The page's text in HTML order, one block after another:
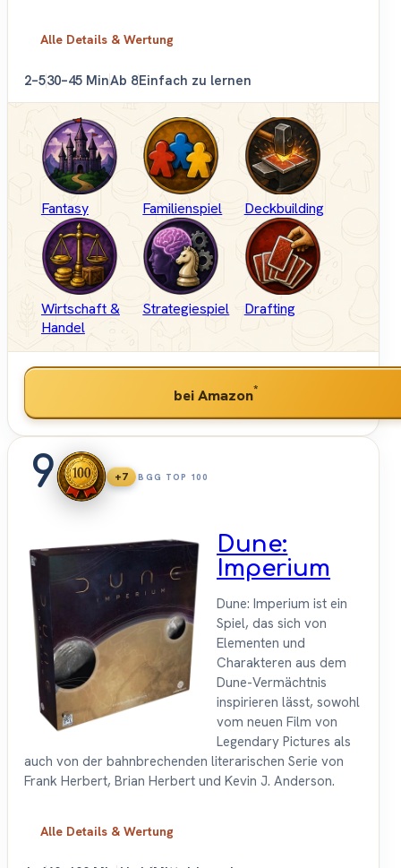
Alle Details & Wertung
2–530–45 MinAb 8Einfach zu lernen
Fantasy Familienspiel Deckbuilding
Wirtschaft &
Handel
Strategiespiel Drafting
bei Amazon*
9 +7 BGG TOP 100
Dune:
Imperium
Dune: Imperium ist ein
Spiel, das sich von
Elementen und
Charakteren aus dem
Dune-Vermächtnis
inspirieren lässt, sowohl
vom neuen Film von
Legendary Pictures als
auch von der bahnbrechenden literarischen Serie von
Frank Herbert, Brian Herbert und Kevin J. Anderson.
Alle Details & Wertung